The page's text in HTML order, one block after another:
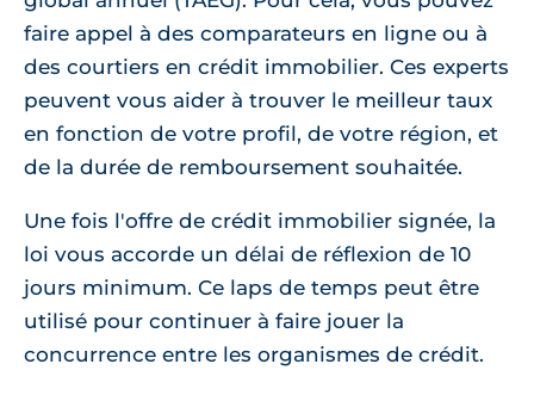
faire appel à des comparateurs en ligne ou à
des courtiers en crédit immobilier. Ces experts
peuvent vous aider à trouver le meilleur taux
en fonction de votre profil, de votre région, et
de la durée de remboursement souhaitée.
Une fois l'offre de crédit immobilier signée, la
loi vous accorde un délai de réflexion de 10
jours minimum. Ce laps de temps peut être
utilisé pour continuer à faire jouer la
concurrence entre les organismes de crédit.